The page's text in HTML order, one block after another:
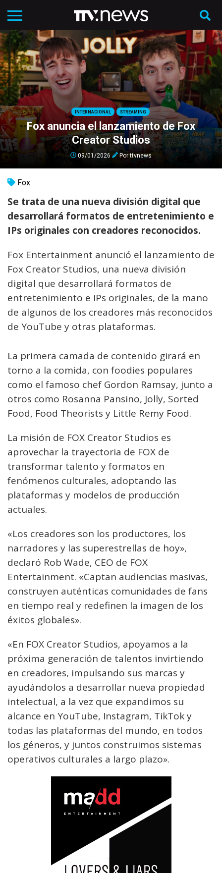
INTERNACIONAL STREAMING
Fox anuncia el lanzamiento de Fox
Creator Studios
09/01/2026 Porttvnews
Fox
Se trata de una nueva división digital que
desarrollará formatos de entretenimiento e
IPs originales con creadores reconocidos.
Fox Entertainment anunció el lanzamiento de
Fox Creator Studios, una nueva división
digital que desarrollará formatos de
entretenimiento e IPs originales, de la mano
de algunos de los creadores más reconocidos
de YouTube y otras plataformas.
La primera camada de contenido girará en
torno a la comida, con foodies populares
como el famoso chef Gordon Ramsay, junto a
otros como Rosanna Pansino, Jolly, Sorted
Food, Food Theorists y Little Remy Food.
La misión de FOX Creator Studios es
aprovechar la trayectoria de FOX de
transformar talento y formatos en
fenómenos culturales, adoptando las
plataformas y modelos de producción
actuales.
«Los creadores son los productores, los
narradores y las superestrellas de hoy»,
declaró Rob Wade, CEO de FOX
Entertainment. «Captan audiencias masivas,
construyen auténticas comunidades de fans
en tiempo real y redefinen la imagen de los
éxitos globales».
«En FOX Creator Studios, apoyamos a la
próxima generación de talentos invirtiendo
en creadores, impulsando sus marcas y
ayudándolos a desarrollar nueva propiedad
intelectual, a la vez que expandimos su
alcance en YouTube, Instagram, TikTok y
todas las plataformas del mundo, en todos
los géneros, y juntos construimos sistemas
operativos culturales a largo plazo».